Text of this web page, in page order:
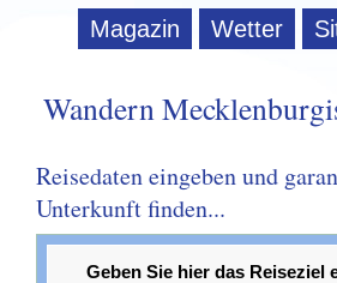
Magazin Wetter
Wandern
Reisedaten eingeben und
Unterkunft finden...
Geben Sie hier das Reiseziel